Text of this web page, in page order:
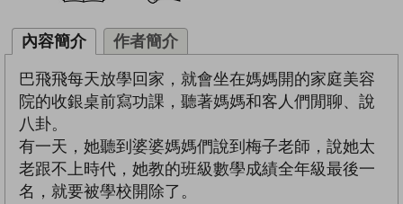
內容簡介 作者簡介
巴飛飛每天放學回家，就會坐在媽媽開的家庭美容
院的收銀桌前寫功課，聽著媽媽和客人們閒聊、說
八卦。
有一天，她聽到婆婆媽媽們說到梅子老師，說她太
老跟不上時代，她教的班級數學成績全年級最後一
名，就要被學校開除了。